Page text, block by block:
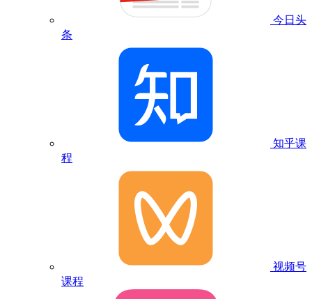
今日头
条
知乎课
程
视频号
课程